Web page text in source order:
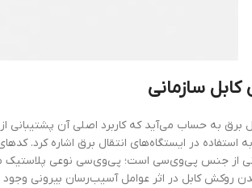
کابل سازمانی
برق به ‌حساب می‌آید که کاربرد اصلی آن